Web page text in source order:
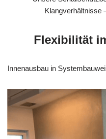
Klangverhältnisse
Flexibilität
Innenausbau in